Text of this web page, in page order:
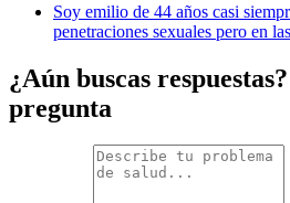
Soy emilio de 44 años casi
penetraciones sexuales pero en
¿Aún buscas
pregunta